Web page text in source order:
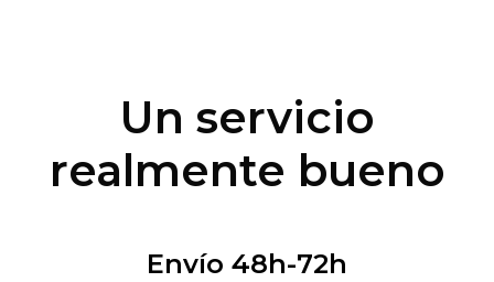
Un servicio
realmente bueno
Envío 48h-72h